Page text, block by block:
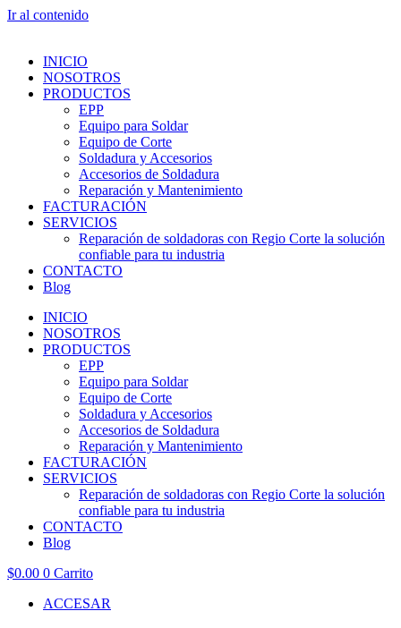
Ir al contenido
INICIO
NOSOTROS
PRODUCTOS
EPP
Equipo para Soldar
Equipo de Corte
Soldadura y Accesorios
Accesorios de Soldadura
Reparación y Mantenimiento
FACTURACIÓN
SERVICIOS
Reparación de soldadoras con Regio Corte la solución
confiable para tu industria
CONTACTO
Blog
INICIO
NOSOTROS
PRODUCTOS
EPP
Equipo para Soldar
Equipo de Corte
Soldadura y Accesorios
Accesorios de Soldadura
Reparación y Mantenimiento
FACTURACIÓN
SERVICIOS
Reparación de soldadoras con Regio Corte la solución
confiable para tu industria
CONTACTO
Blog
$0.00 0 Carrito
ACCESAR